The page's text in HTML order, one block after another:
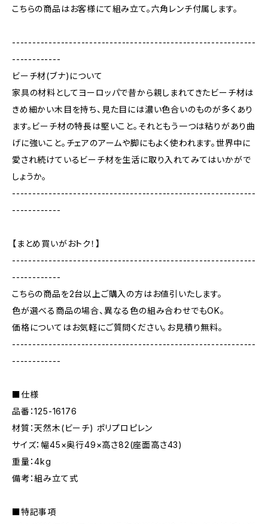
こちらの商品はお客様にて組み立て。六角レンチ付属します。
------------------------------------------------------------
------------
ビーチ材(ブナ)について
家具の材料としてヨーロッパで昔から親しまれてきたビーチ材は
きめ細かい木目を持ち、見た目には濃い色合いのものが多くあり
ます。ビーチ材の特長は堅いこと。それともう一つは粘りがあり曲
げに強いこと。チェアのアームや脚にもよく使われます。世界中に
愛され続けているビーチ材を生活に取り入れてみてはいかがで
しょうか。
------------------------------------------------------------
------------
【まとめ買いがおトク！】
------------------------------------------------------------
------------
こちらの商品を2台以上ご購入の方はお値引いたします。
色が選べる商品の場合、異なる色の組み合わせでもOK。
価格についてはお気軽にご質問ください。お見積り無料。
------------------------------------------------------------
------------
■仕様
品番：125-16176
材質：天然木(ビーチ) ポリプロピレン
サイズ：幅45×奥行49×高さ82(座面高さ43)
重量：4kg
備考：組み立て式
■特記事項